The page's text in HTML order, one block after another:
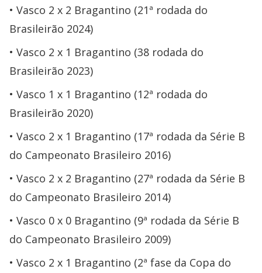
Vasco 2 x 2 Bragantino (21ª rodada do
Brasileirão 2024)
Vasco 2 x 1 Bragantino (38 rodada do
Brasileirão 2023)
Vasco 1 x 1 Bragantino (12ª rodada do
Brasileirão 2020)
Vasco 2 x 1 Bragantino (17ª rodada da Série B
do Campeonato Brasileiro 2016)
Vasco 2 x 2 Bragantino (27ª rodada da Série B
do Campeonato Brasileiro 2014)
Vasco 0 x 0 Bragantino (9ª rodada da Série B
do Campeonato Brasileiro 2009)
Vasco 2 x 1 Bragantino (2ª fase da Copa do